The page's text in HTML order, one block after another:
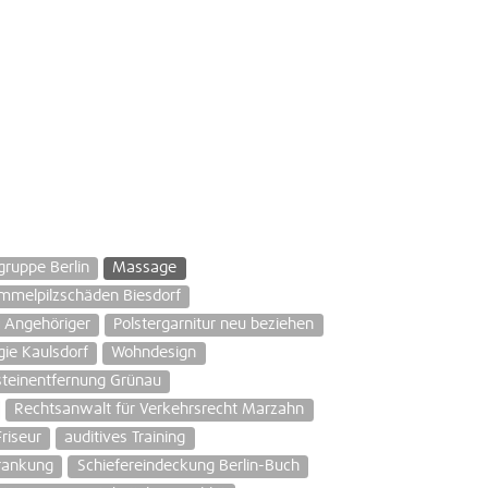
Berlin
Massage
Biesdorf
Angehöriger
Polstergarnitur neu beziehen
Kaulsdorf
Wohndesign
Grünau
Rechtsanwalt für Verkehrsrecht Marzahn
auditives Training
Schiefereindeckung Berlin-Buch